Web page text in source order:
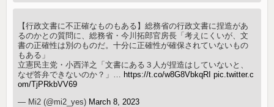
【行政文書に不正確なものもある】総務省の行政文書に捏造があ
るのかとの質問に、総務省・今川拓郎官房長「考えにくいが、文
書の正確性は別のものだ。十分に正確性が確保されていないもの
もある」
立憲民主党・小西洋之「文書にある３人が捏造はしていないと、
なぜ答弁できないのか？」… https://t.co/w8G8VbkqRI pic.twitter.c
om/TjPRkbVV69
— Mi2 (@mi2_yes) March 8, 2023